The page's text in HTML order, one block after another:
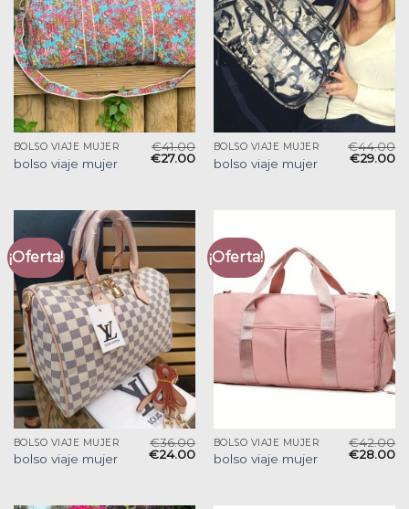
BOLSO VIAJE MUJER
bolso viaje mujer
€41.00
€27.00
BOLSO VIAJE MUJER
bolso viaje mujer
€44.00
€29.00
¡Oferta!
BOLSO VIAJE MUJER
bolso viaje mujer
€36.00
€24.00
¡Oferta!
BOLSO VIAJE MUJER
bolso viaje mujer
€42.00
€28.00